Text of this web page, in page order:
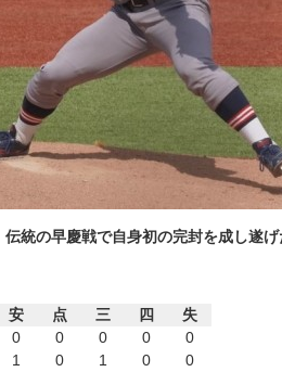
伝統の早慶戦で自身初の完封を成し遂
安 点 三 四
失
0 0 0 0
0
1 0 1 0
0